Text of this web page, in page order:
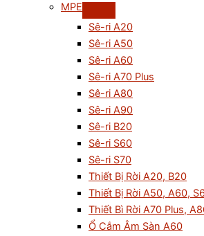
MPE
Sê-ri A20
Sê-ri A50
Sê-ri A60
Sê-ri A70 Plus
Sê-ri A80
Sê-ri A90
Sê-ri B20
Sê-ri S60
Sê-ri S70
Thiết Bị Rời A20, B20
Thiết Bị Rời A50, A60,
Thiết Bì Rời A70 Plus,
Ổ Cắm Âm Sàn A60